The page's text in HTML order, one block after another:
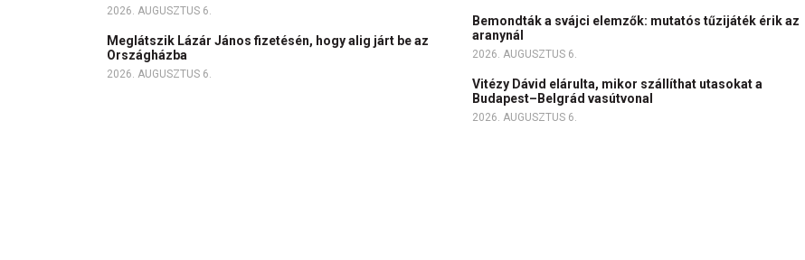
2026. AUGUSZTUS 6.
Meglátszik Lázár János fizetésén, hogy alig járt be az
Országházba
2026. AUGUSZTUS 6.
Bemondták a svájci elemzők: mutatós tűzijáték érik az
aranynál
2026. AUGUSZTUS 6.
Vitézy Dávid elárulta, mikor szállíthat utasokat a
Budapest–Belgrád vasútvonal
2026. AUGUSZTUS 6.